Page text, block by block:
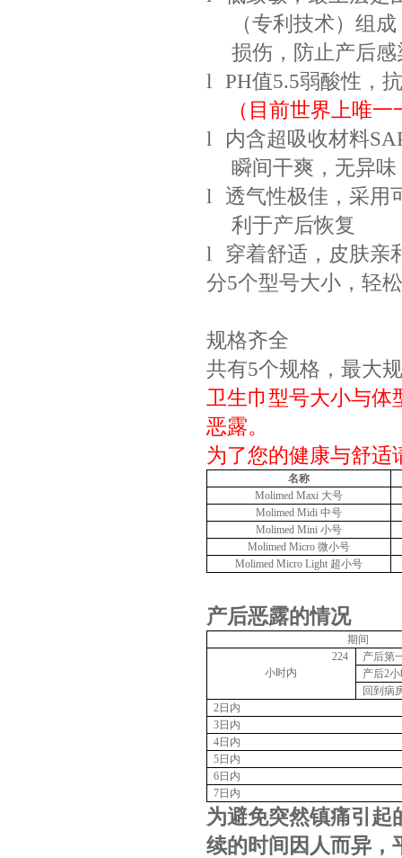
（专利技术）组
损伤，防止产后感
l
PH值5.5弱酸性，
（目前世界上唯
l
内含超吸收材料
瞬间干爽，无异味
l
透气性极佳，采用
利于产后恢复
l
穿着舒适，皮肤亲
分5个型号大小，轻
规格齐全
共有5个规格，最大
卫生巾型号大小与体
恶露。
为了您的健康与舒适
名称
Molimed Maxi 大号
Molimed Midi 中号
Molimed Mini 小号
Molimed Micro 微小号
Molimed Micro Light 超小号
产后恶露的情况
期间
224
小时内
产后第
产后2
回到病
2日内
3日内
4日内
5日内
6日内
7日内
为避免突然镇痛引起
续的时间因人而异，